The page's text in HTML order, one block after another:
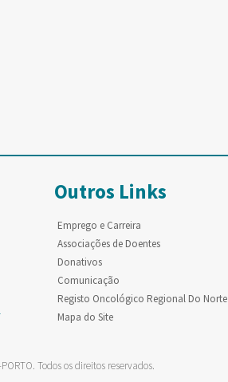
Outros Links
Emprego e Carreira
Associações de Doentes
Donativos
Comunicação
Registo Oncológico Regional Do Norte
Mapa do Site
Todos os direitos reservados.